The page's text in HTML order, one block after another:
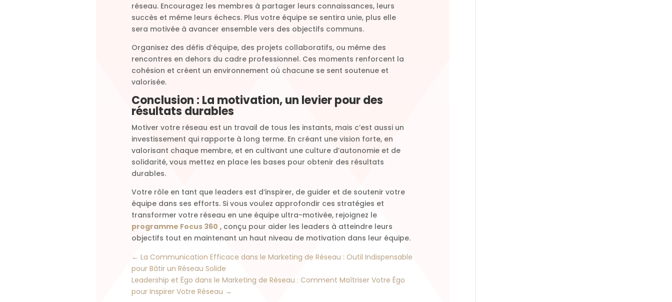
réseau. Encouragez les membres à partager leurs connaissances, leurs
succès et même leurs échecs. Plus votre équipe se sentira unie, plus elle
sera motivée à avancer ensemble vers des objectifs communs.
Organisez des défis d’équipe, des projets collaboratifs, ou même des
rencontres en dehors du cadre professionnel. Ces moments renforcent la
cohésion et créent un environnement où chacune se sent soutenue et
valorisée.
Conclusion : La motivation, un levier pour des
résultats durables
Motiver votre réseau est un travail de tous les instants, mais c’est aussi un
investissement qui rapporte à long terme. En créant une vision forte, en
valorisant chaque membre, et en cultivant une culture d’autonomie et de
solidarité, vous mettez en place les bases pour obtenir des résultats
durables.
Votre rôle en tant que leaders est d’inspirer, de guider et de soutenir votre
équipe dans ses efforts. Si vous voulez approfondir ces stratégies et
transformer votre réseau en une équipe ultra-motivée, rejoignez le
programme Focus 360 , conçu pour aider les leaders à atteindre leurs
objectifs tout en maintenant un haut niveau de motivation dans leur équipe.
← La Communication Efficace dans le Marketing de Réseau : Outil Indispensable
pour Bâtir un Réseau Solide
Leadership et Égo dans le Marketing de Réseau : Comment Maîtriser Votre Égo
pour Inspirer Votre Réseau →